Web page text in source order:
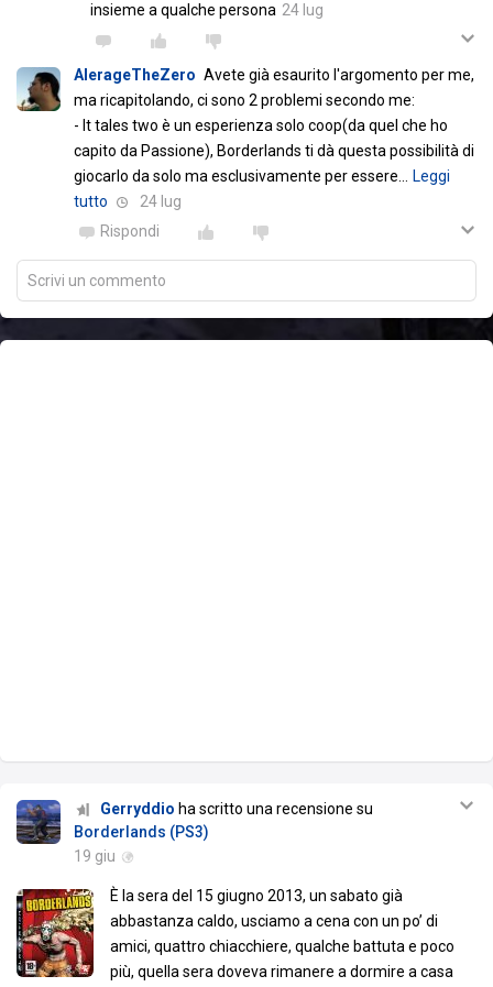
insieme a qualche persona 24 lug
AlerageTheZero Avete già esaurito l'argomento per me,
ma ricapitolando, ci sono 2 problemi secondo me:
- It tales two è un esperienza solo coop(da quel che ho
capito da Passione), Borderlands ti dà questa possibilità di
giocarlo da solo ma esclusivamente per essere… Leggi
tutto
24 lug
Rispondi
Scrivi un commento
Gerryddio ha scritto una recensione su
Borderlands (PS3)
19 giu
È la sera del 15 giugno 2013, un sabato già
abbastanza caldo, usciamo a cena con un po’ di
amici, quattro chiacchiere, qualche battuta e poco
più, quella sera doveva rimanere a dormire a casa